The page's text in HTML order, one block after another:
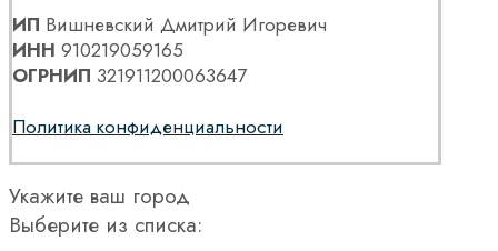
ИП Вишневский Дмитрий Игоревич
ИНН 910219059165
ОГРНИП 321911200063647
Политика конфиденциальности
Укажите ваш город
Выберите из списка: